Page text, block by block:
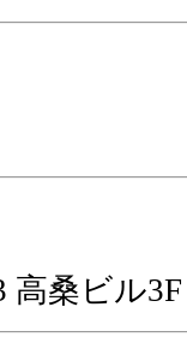
高桑ビル3F